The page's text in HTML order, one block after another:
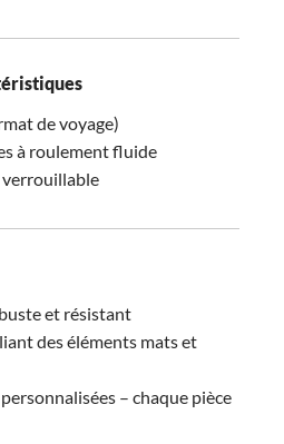
de voyage)
à roulement fluide
verrouillable
et résistant
des éléments mats et
– chaque pièce